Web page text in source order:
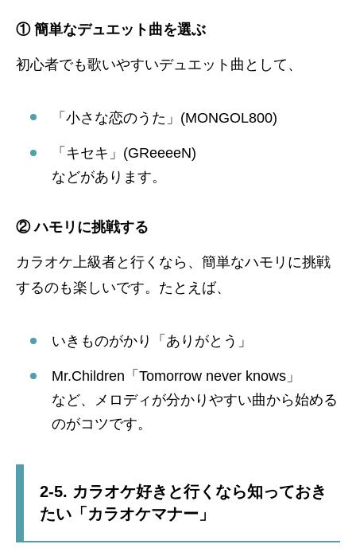
① 簡単なデュエット曲を選ぶ
初心者でも歌いやすいデュエット曲として、
「小さな恋のうた」(MONGOL800)
「キセキ」(GReeeeN)
などがあります。
② ハモリに挑戦する
カラオケ上級者と行くなら、簡単なハモリに挑戦
するのも楽しいです。たとえば、
いきものがかり「ありがとう」
Mr.Children「Tomorrow never knows」
など、メロディが分かりやすい曲から始める
のがコツです。
2-5. カラオケ好きと行くなら知っておき
たい「カラオケマナー」